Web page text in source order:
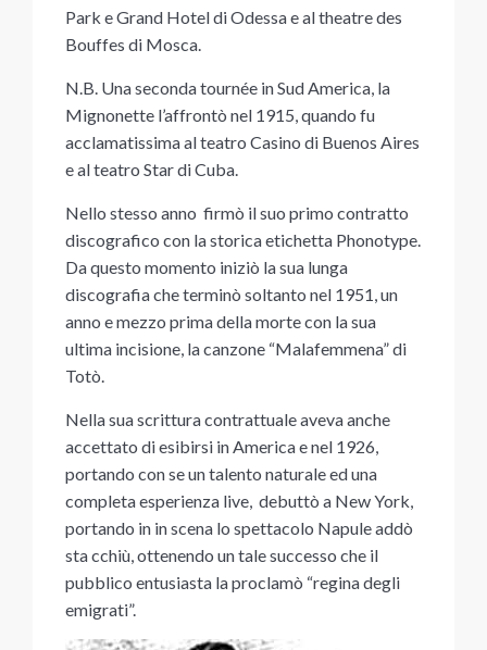
Park e Grand Hotel di Odessa e al theatre des
Bouffes di Mosca.
N.B. Una seconda tournée in Sud America, la
Mignonette l’affrontò nel 1915, quando fu
acclamatissima al teatro Casino di Buenos Aires
e al teatro Star di Cuba.
Nello stesso anno firmò il suo primo contratto
discografico con la storica etichetta Phonotype.
Da questo momento iniziò la sua lunga
discografia che terminò soltanto nel 1951, un
anno e mezzo prima della morte con la sua
ultima incisione, la canzone “Malafemmena” di
Totò.
Nella sua scrittura contrattuale aveva anche
accettato di esibirsi in America e nel 1926,
portando con se un talento naturale ed una
completa esperienza live, debuttò a New York,
portando in in scena lo spettacolo Napule addò
sta cchiù, ottenendo un tale successo che il
pubblico entusiasta la proclamò “regina degli
emigrati”.